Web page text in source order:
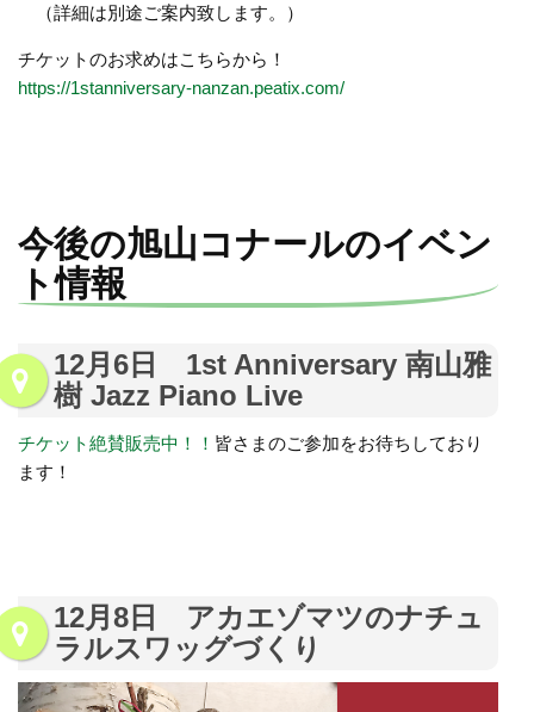
（詳細は別途ご案内致します。）
チケットのお求めはこちらから！
https://1stanniversary-nanzan.peatix.com/
今後の旭山コナールのイベン
ト情報
12月6日 1st Anniversary 南山雅
樹 Jazz Piano Live
チケット絶賛販売中！！ 皆さまのご参加をお待ちしており
ます！
12月8日 アカエゾマツのナチュ
ラルスワッグづくり